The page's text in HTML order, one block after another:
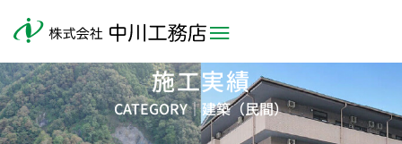
施工実績
CATEGORY｜建築（民間）